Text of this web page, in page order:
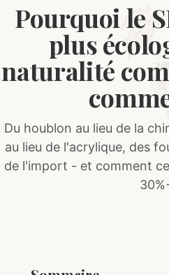
Pourquoi le
plus
naturalité
Du houblon au lieu de la
au lieu de l'acrylique, des
de l'import - et comment